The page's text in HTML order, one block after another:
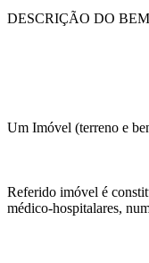
DESCRIÇÃO DO
Um Imóvel (terreno e
Referido imóvel é
médico-hospitalares,